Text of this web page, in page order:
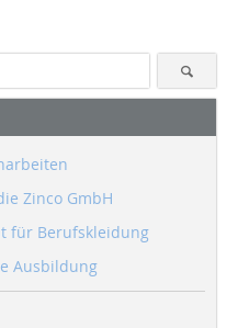
Zinco GmbH
für Berufskleidung
Ausbildung